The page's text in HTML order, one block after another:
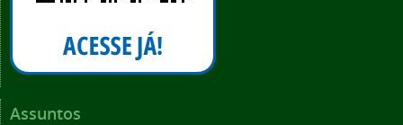
Assuntos